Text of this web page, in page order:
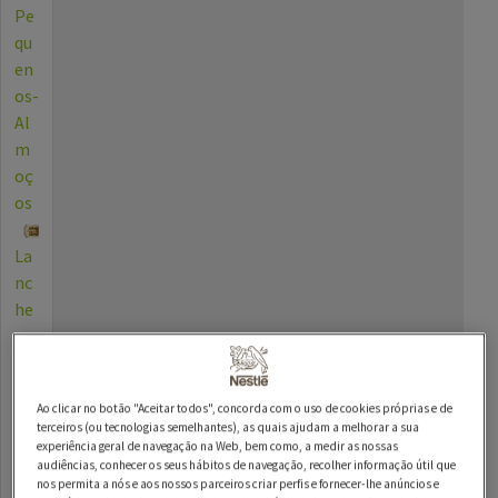
Pe
qu
en
os-
Al
m
oç
os
La
nc
he
s
bidAo clicar no botão "Aceitar todos", concorda com o uso de cookies próprias e de
terceiros (ou tecnologias semelhantes), as quais ajudam a melhorar a sua
experiência geral de navegação na Web, bem como, a medir as nossas
audiências, conhecer os seus hábitos de navegação, recolher informação útil que
nos permita a nós e aos nossos parceiros criar perfis e fornecer-lhe anúncios e